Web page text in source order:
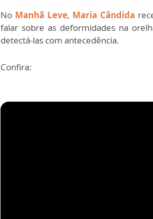
No Manhã Leve, Maria Cândida
falar sobre as deformidades na
detectá-las com antecedência.
Confira: